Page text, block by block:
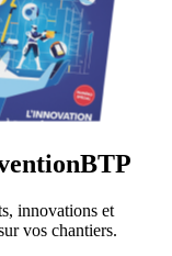
innovations et
vos chantiers.